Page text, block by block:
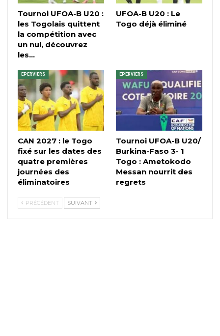
Tournoi UFOA-B U20 :
les Togolais quittent
la compétition avec
un nul, découvrez
les…
UFOA-B U20 : Le
Togo déjà éliminé
EPERVIERS
CAN 2027 : le Togo
fixé sur les dates des
quatre premières
journées des
éliminatoires
EPERVIERS
Tournoi UFOA-B U20/
Burkina-Faso 3- 1
Togo : Ametokodo
Messan nourrit des
regrets
PRÉCÉDENT SUIVANT